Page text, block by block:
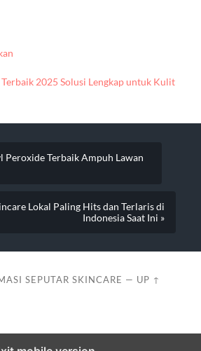
Terbaik 2025 Solusi Lengkap untuk Kulit
Peroxide Terbaik Ampuh Lawan
Lokal Paling Hits dan Terlaris di
Indonesia Saat Ini »
SEPUTAR SKINCARE — UP ↑